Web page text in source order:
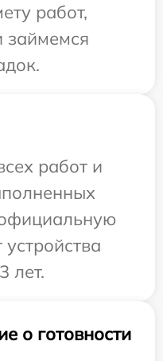
работ,
займемся
работ и
лет.
о готовности